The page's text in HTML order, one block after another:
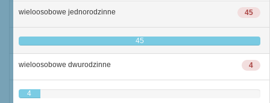
45
wieloosobowe jednorodzinne
45
4
wieloosobowe dwurodzinne
4